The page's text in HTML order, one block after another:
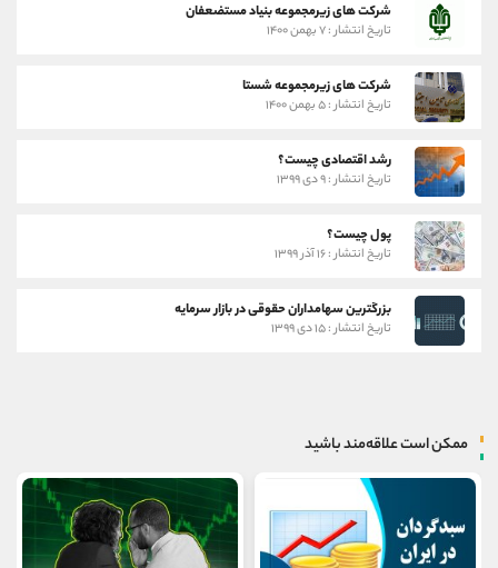
شرکت های زیرمجموعه بنیاد مستضعفان
تاریخ انتشار : ۷ بهمن ۱۴۰۰
شرکت های زیرمجموعه شستا
تاریخ انتشار : ۵ بهمن ۱۴۰۰
رشد اقتصادی چیست؟
تاریخ انتشار : ۹ دی ۱۳۹۹
پول چیست؟
تاریخ انتشار : ۱۶ آذر ۱۳۹۹
بزرگترین سهامداران حقوقی در بازار سرمایه
تاریخ انتشار : ۱۵ دی ۱۳۹۹
ممکن است علاقه‌مند باشید